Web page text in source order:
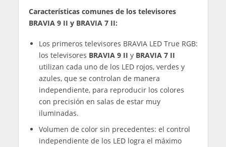
Características comunes de los televisores
BRAVIA 9 II y BRAVIA 7 II:
Los primeros televisores BRAVIA LED True RGB:
los televisores BRAVIA 9 II y BRAVIA 7 II
utilizan cada uno de los LED rojos, verdes y
azules, que se controlan de manera
independiente, para reproducir los colores
con precisión en salas de estar muy
iluminadas.
Volumen de color sin precedentes: el control
independiente de los LED logra el máximo